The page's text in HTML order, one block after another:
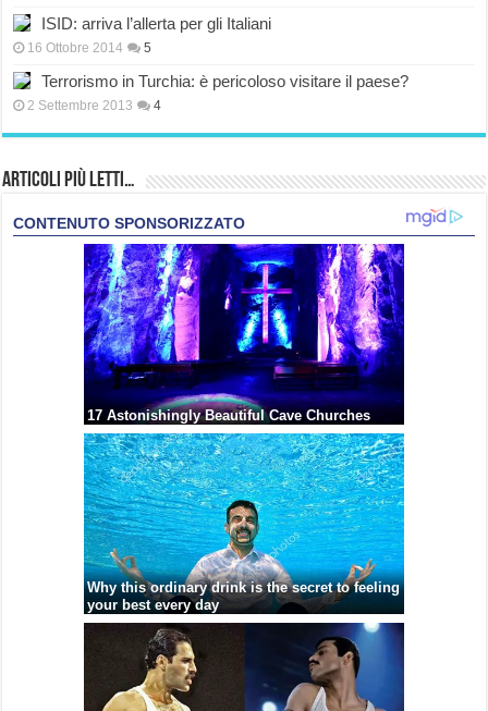
ISID: arriva l’allerta per gli Italiani
16 Ottobre 2014 5
Terrorismo in Turchia: è pericoloso visitare il paese?
2 Settembre 2013 4
Articoli più Letti…